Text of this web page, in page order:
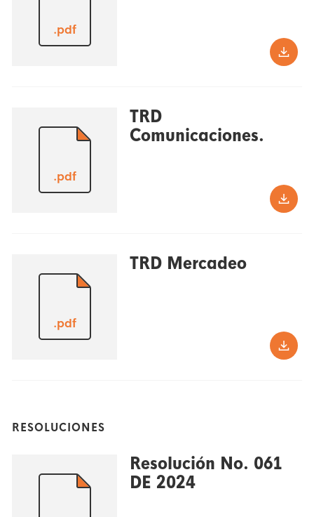
.pdf
.pdf
TRD
Comunicaciones.
.pdf
TRD Mercadeo
RESOLUCIONES
Resolución No. 061
DE 2024